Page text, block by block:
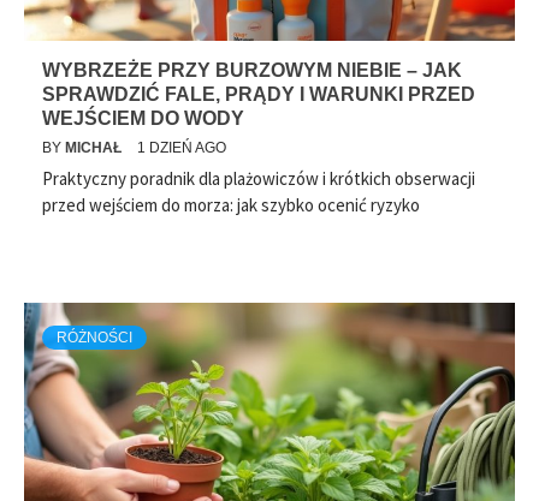
WYBRZEŻE PRZY BURZOWYM NIEBIE – JAK
SPRAWDZIĆ FALE, PRĄDY I WARUNKI PRZED
WEJŚCIEM DO WODY
BY MICHAŁ 1 DZIEŃ AGO
Praktyczny poradnik dla plażowiczów i krótkich obserwacji
przed wejściem do morza: jak szybko ocenić ryzyko
RÓŻNOŚCI